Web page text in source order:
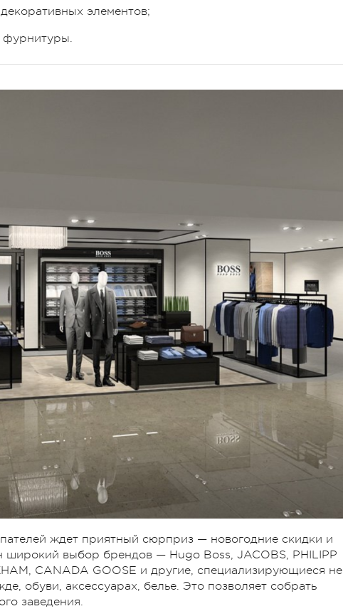
элементов;
фурнитуры.
ждет приятный сюрприз — новогодние скидки и
широкий выбор брендов — Hugo Boss, JACOBS, PHILIPP
CANADA GOOSE и другие, специализирующиеся не
обуви, аксессуарах, белье. Это позволяет собрать
заведения.